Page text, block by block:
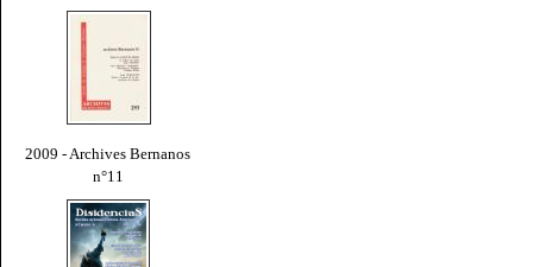
2009 - Archives Bernanos
n°11